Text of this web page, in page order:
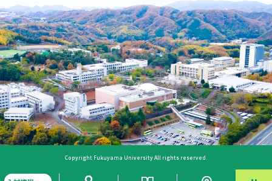
Copyright Fukuyama University All rights reserved.